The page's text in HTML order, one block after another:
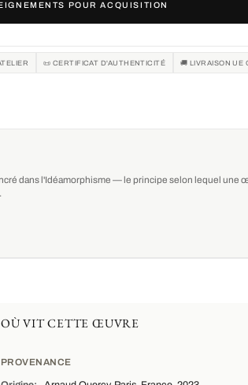
POUR ACQUISITION
📜 CERTIFICAT D'AUTHENTICITÉ 🚚 LIVRAISON UE
dans l'Idéamorphisme — le principe selon lequel une
OÙ VIT CETTE ŒUVRE
PROVENANCE